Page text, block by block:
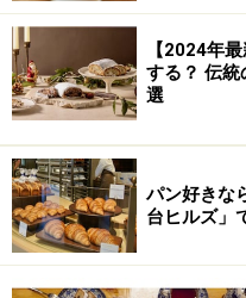
カスタードクリームパンと
これらのアメリカンコレ
お菓子との共通項は陽気
ったところでしょうか
【2024年
する？ 伝統
選
パン好きな
台ヒルズ」